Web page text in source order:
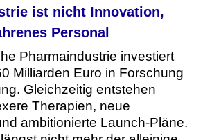
ist nicht Innovation,
Personal
Pharmaindustrie investiert
Milliarden Euro in Forschung
Gleichzeitig entstehen
Therapien, neue
ambitionierte Launch-Pläne.